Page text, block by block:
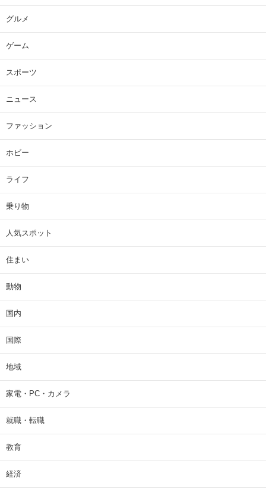
グルメ
ゲーム
スポーツ
ニュース
ファッション
ホビー
ライフ
乗り物
人気スポット
住まい
動物
国内
国際
地域
家電・PC・カメラ
就職・転職
教育
経済